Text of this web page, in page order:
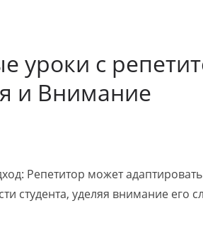
уроки с
и Внимание
Репетитор может
студента, уделяя внимание его